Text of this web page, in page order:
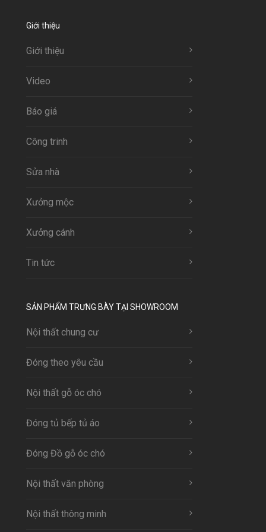
Giới thiệu
Giới thiệu
Video
Báo giá
Công trinh
Sửa nhà
Xưởng mộc
Xưởng cánh
Tin tức
SẢN PHẨM TRƯNG BÀY TẠI SHOWROOM
Nội thất chung cư
Đóng theo yêu cầu
Nội thất gỗ óc chó
Đóng tủ bếp tủ áo
Đóng Đồ gỗ óc chó
Nội thất văn phòng
Nội thất thông minh